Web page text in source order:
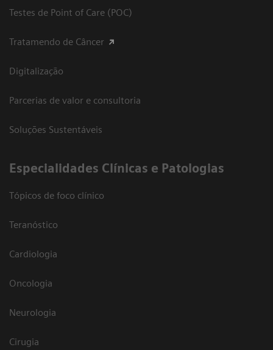
Testes de Point of Care (POC)
Tratamendo de Câncer
Digitalização
Parcerias de valor e consultoria
Soluções Sustentáveis
​Especialidades Clínicas e Patologias
Tópicos de foco clínico
Teranóstico
Cardiologia
Oncologia
Neurologia
Cirugia